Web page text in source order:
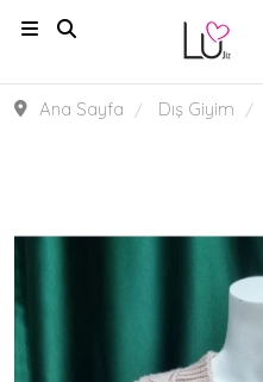
Ana Sayfa Dış Giyim